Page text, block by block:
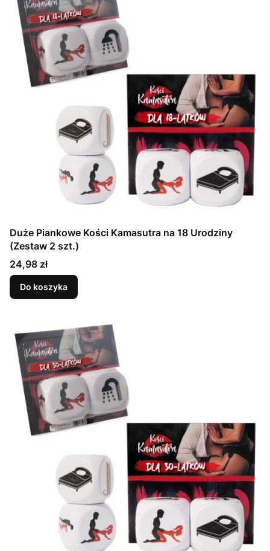
Duże Piankowe Kości Kamasutra na 18 Urodziny
(Zestaw 2 szt.)
Cena
24,98 zł
Do koszyka